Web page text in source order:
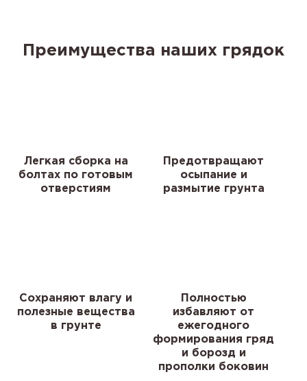
Преимущества наших грядок
Легкая сборка на
болтах по готовым
отверстиям
Предотвращают
осыпание и
размытие грунта
Сохраняют влагу и
полезные вещества
в грунте
Полностью
избавляют от
ежегодного
формирования гряд
и борозд и
прополки боковин